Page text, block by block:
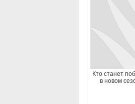
Кто станет
в новом